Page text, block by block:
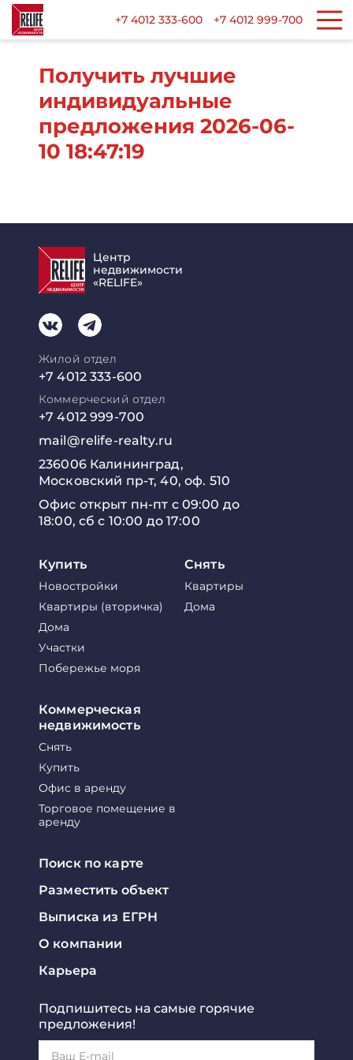
+7 4012 333-600 +7 4012 999-700
Получить лучшие
индивидуальные
предложения 2026-06-
10 18:47:19
Центр
недвижимости
«RELIFE»
Жилой отдел
+7 4012 333-600
Коммерческий отдел
+7 4012 999-700
mail@relife-realty.ru
236006 Калининград,
Московский пр-т, 40, оф. 510
Офис открыт пн-пт с 09:00 до
18:00, сб с 10:00 до 17:00
Купить
Новостройки
Квартиры (вторичка)
Дома
Участки
Побережье моря
Снять
Квартиры
Дома
Коммерческая
недвижимость
Снять
Купить
Офис в аренду
Торговое помещение в
аренду
Поиск по карте
Разместить объект
Выписка из ЕГРН
О компании
Карьера
Подпишитесь на самые горячие
предложения!